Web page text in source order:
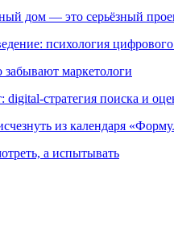
дом — это серьёзный
психология
маркетологи
стратегия поиска и
из календаря
а испытывать